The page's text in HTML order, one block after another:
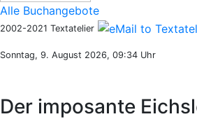
Alle Buchangebote
2002-2021 Textatelier
Sonntag, 9. August 2026, 09:34 Uhr
Der imposante